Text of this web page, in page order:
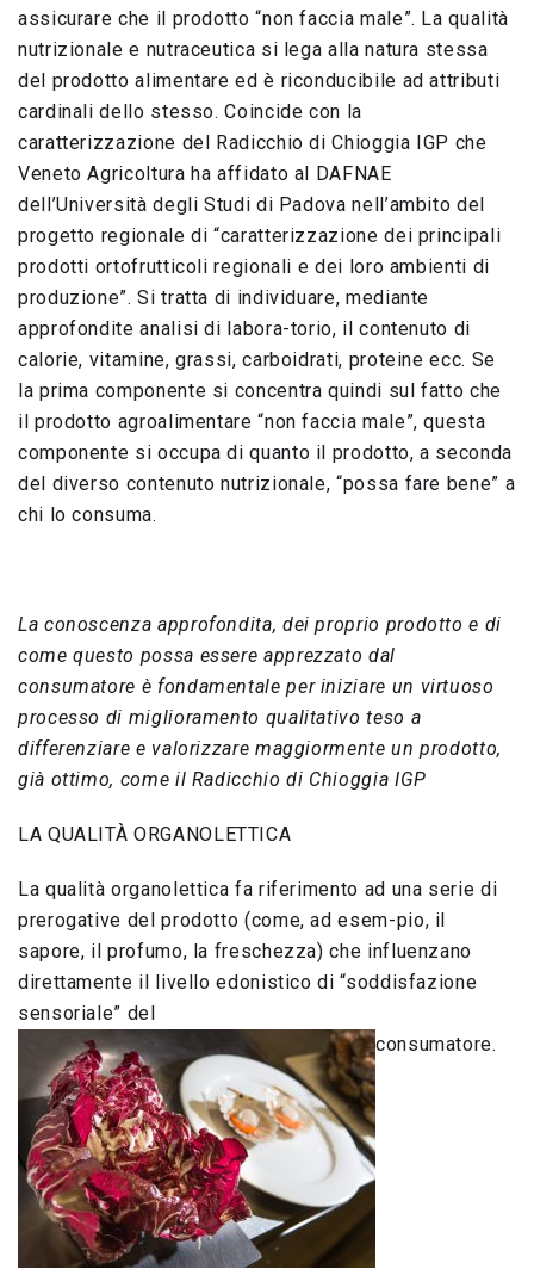
assicurare che il prodotto “non faccia male”. La qualità
nutrizionale e nutraceutica si lega alla natura stessa
del prodotto alimentare ed è riconducibile ad attributi
cardinali dello stesso. Coincide con la
caratterizzazione del Radicchio di Chioggia IGP che
Veneto Agricoltura ha affidato al DAFNAE
dell’Università degli Studi di Padova nell’ambito del
progetto regionale di “caratterizzazione dei principali
prodotti ortofrutticoli regionali e dei loro ambienti di
produzione”. Si tratta di individuare, mediante
approfondite analisi di labora-torio, il contenuto di
calorie, vitamine, grassi, carboidrati, proteine ecc. Se
la prima componente si concentra quindi sul fatto che
il prodotto agroalimentare “non faccia male”, questa
componente si occupa di quanto il prodotto, a seconda
del diverso contenuto nutrizionale, “possa fare bene” a
chi lo consuma.
La conoscenza approfondita, dei proprio prodotto e di
come questo possa essere apprezzato dal
consumatore è fondamentale per iniziare un virtuoso
processo di miglioramento qualitativo teso a
differenziare e valorizzare maggiormente un prodotto,
già ottimo, come il Radicchio di Chioggia IGP
LA QUALITÀ ORGANOLETTICA
La qualità organolettica fa riferimento ad una serie di
prerogative del prodotto (come, ad esem-pio, il
sapore, il profumo, la freschezza) che influenzano
direttamente il livello edonistico di “soddisfazione
sensoriale” del
consumatore.